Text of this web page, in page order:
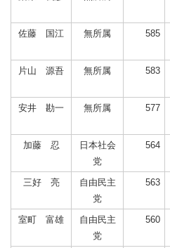
佐藤 国江
無所属 585
片山 源吾
無所属 583
安井 勘一
無所属 577
加藤 忍
日本社会
党
564
三好 亮
自由民主
党
563
室町 富雄
自由民主
党
560